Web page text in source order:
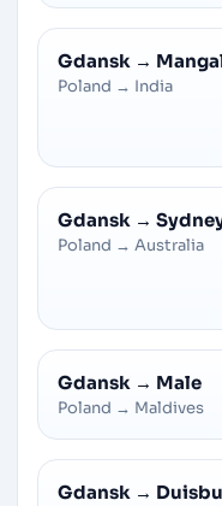
Gdansk →
Poland → India
Gdansk →
Poland → Australia
Gdansk → Male
Poland → Maldives
Gdansk →